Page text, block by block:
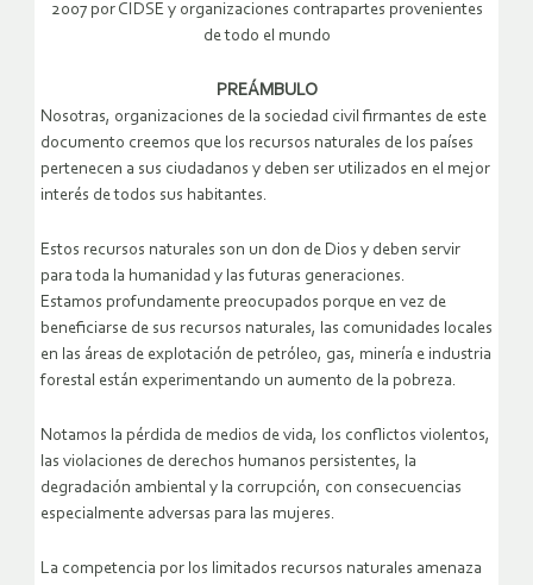
2007 por CIDSE y organizaciones contrapartes provenientes
de todo el mundo
PREÁMBULO
Nosotras, organizaciones de la sociedad civil firmantes de este
documento creemos que los recursos naturales de los países
pertenecen a sus ciudadanos y deben ser utilizados en el mejor
interés de todos sus habitantes.
Estos recursos naturales son un don de Dios y deben servir
para toda la humanidad y las futuras generaciones.
Estamos profundamente preocupados porque en vez de
beneficiarse de sus recursos naturales, las comunidades locales
en las áreas de explotación de petróleo, gas, minería e industria
forestal están experimentando un aumento de la pobreza.
Notamos la pérdida de medios de vida, los conflictos violentos,
las violaciones de derechos humanos persistentes, la
degradación ambiental y la corrupción, con consecuencias
especialmente adversas para las mujeres.
La competencia por los limitados recursos naturales amenaza